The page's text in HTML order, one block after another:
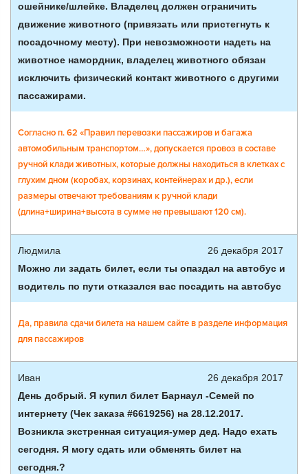
ошейнике/шлейке. Владелец должен ограничить
движение животного (привязать или пристегнуть к
посадочному месту). При невозможности надеть на
животное намордник, владелец животного обязан
исключить физический контакт животного с другими
пассажирами.
Согласно п. 62 «Правил перевозки пассажиров и багажа
автомобильным транспортом…», допускается провоз в составе
ручной клади животных, которые должны находиться в клетках с
глухим дном (коробах, корзинах, контейнерах и др.), если
размеры отвечают требованиям к ручной клади
(длина+ширина+высота в сумме не превышают 120 см).
Людмила
26 декабря 2017
Можно ли задать билет, если ты опаздал на автобус и
водитель по пути отказался вас посадить на автобус
Да, правила сдачи билета на нашем сайте в разделе информация
для пассажиров
Иван
26 декабря 2017
День добрый. Я купил билет Барнаул -Семей по
интернету (Чек заказа #6619256) на 28.12.2017.
Возникла экстренная ситуация-умер дед. Надо ехать
сегодня. Я могу сдать или обменять билет на
сегодня.?